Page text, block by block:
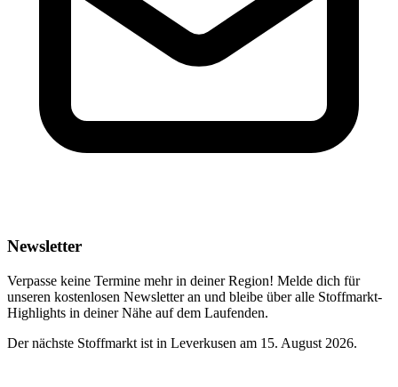
Newsletter
Verpasse keine Termine mehr in deiner Region! Melde dich für
unseren kostenlosen Newsletter an und bleibe über alle Stoffmarkt-
Highlights in deiner Nähe auf dem Laufenden.
Der nächste Stoffmarkt ist in Leverkusen am 15. August 2026.